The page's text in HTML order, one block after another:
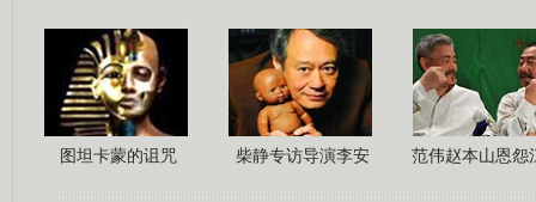
图坦卡蒙的诅咒 柴静专访导演李安 范伟赵本山恩怨